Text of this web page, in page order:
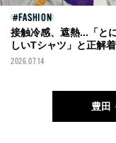
FASHION
接触冷感、遮熱...「と
しいTシャツ」と正解
３選！１万円以下の機
2026.07.14
豊田